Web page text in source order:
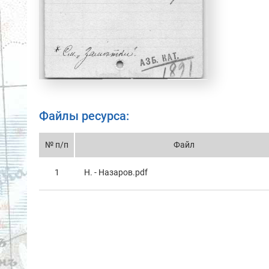
Файлы ресурса:
№ п/п Файл
1 Н. - Назаров.pdf